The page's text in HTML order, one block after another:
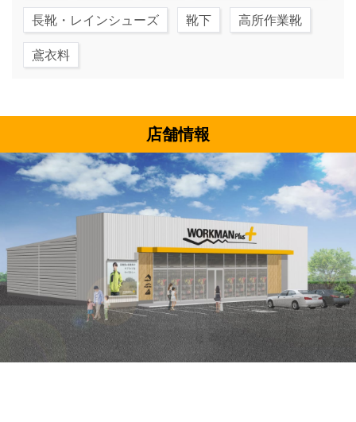
長靴・レインシューズ 靴下 高所作業靴
鳶衣料
店舗情報